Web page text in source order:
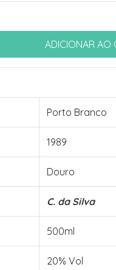
Porto Branco
1989
Douro
C. da Silva
500ml
20% Vol